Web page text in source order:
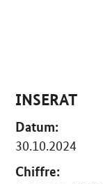
INSERAT
Datum:
30.10.2024
Chiffre: